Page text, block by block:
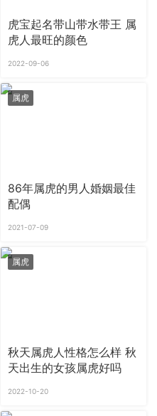
虎宝起名带山带水带王 属
虎人最旺的颜色
2022-09-06
属虎
86年属虎的男人婚姻最佳
配偶
2021-07-09
属虎
秋天属虎人性格怎么样 秋
天出生的女孩属虎好吗
2022-10-20